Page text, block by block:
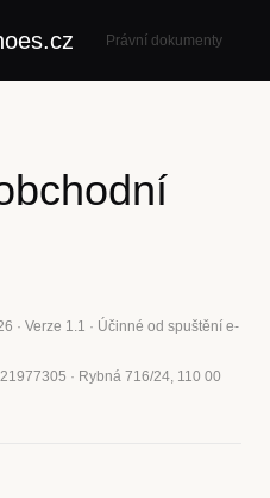
Právní dokumenty
· Verze 1.1 · Účinné od spuštění e-
· Rybná 716/24, 110 00